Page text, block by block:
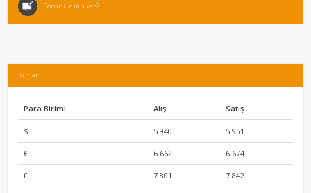
Sorunuz mu var?
Kurlar
Para Birimi Alış Satış
$ 5.940 5.951
€ 6.662 6.674
£ 7.801 7.842